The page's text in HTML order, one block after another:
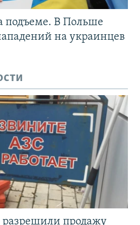
подъеме. В Польше
на украинцев
разрешили продажу